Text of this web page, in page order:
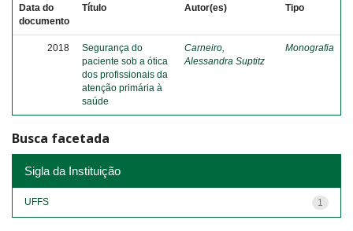
Data do
documento
Título Autor(es) Tipo
2018
Segurança do
paciente sob a ótica
dos profissionais da
atenção primária à
saúde
Carneiro,
Alessandra Suptitz
Monografia
Busca facetada
Sigla da Instituição
1
UFFS